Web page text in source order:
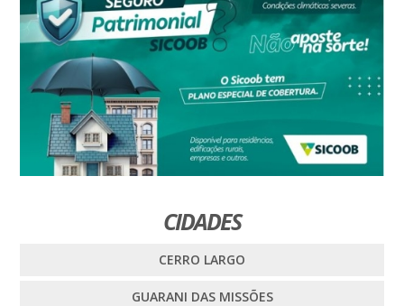
CIDADES
CERRO LARGO
GUARANI DAS MISSÕES